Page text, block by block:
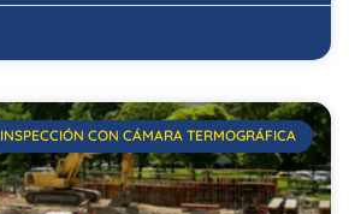
INSPECCIÓN CON CÁMARA TERMOGRÁFICA